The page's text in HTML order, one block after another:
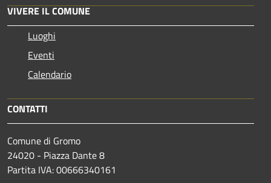
VIVERE IL COMUNE
Luoghi
Eventi
Calendario
CONTATTI
Comune di Gromo
24020 - Piazza Dante 8
Partita IVA: 00666340161